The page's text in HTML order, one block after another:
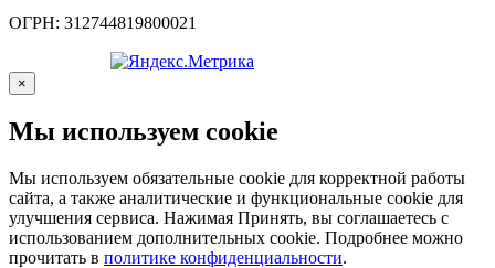
ОГРН: 312744819800021
×
Мы используем cookie
Мы используем обязательные cookie для корректной работы
сайта, а также аналитические и функциональные cookie для
улучшения сервиса. Нажимая Принять, вы соглашаетесь с
использованием дополнительных cookie. Подробнее можно
прочитать в политике конфиденциальности.